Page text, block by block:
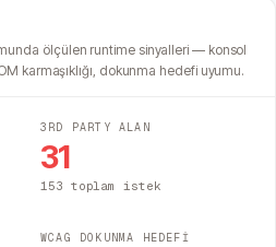
ölçülen runtime sinyalleri — konsol
karmaşıklığı, dokunma hedefi uyumu.
3RD PARTY ALAN
31
153 toplam istek
WCAG DOKUNMA HEDEFİ